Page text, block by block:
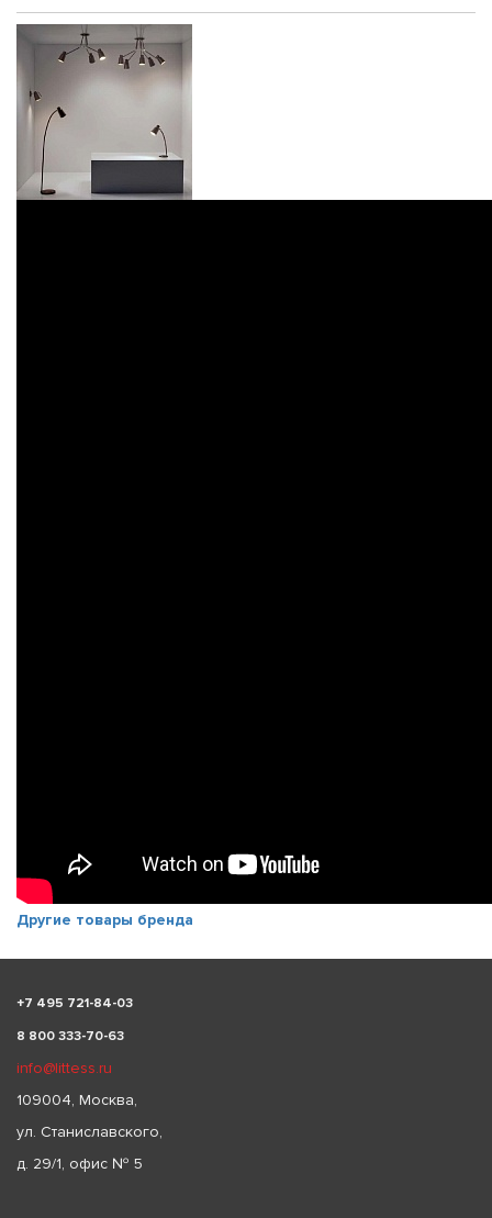
Другие товары бренда
+7 495 721-84-03
8 800 333-70-63
info@littess.ru
109004, Москва,
ул. Станиславского,
д. 29/1, офис № 5